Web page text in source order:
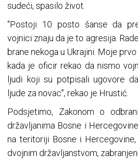
sudeći, spasilo život.
"Postoji 10 posto šanse da
vojnici znaju da je to agresija.
brane nekoga u Ukrajini. Moje
kada je oficir rekao da nismo
ljudi koji su potpisali ugovore
ljude za novac", rekao je Hrustić.
Podsjetimo, Zakonom o
državljanima Bosne i
na teritoriji Bosne i
dvojnim državljanstvom,